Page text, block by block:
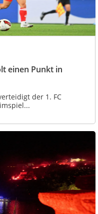
einen Punkt in
der 1. FC